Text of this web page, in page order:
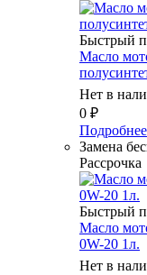
Быстрый
Масло
Нет в
0 ₽
Подробнее
Замена
Рассрочка
Быстрый
Масло
0W-20 1л.
Нет в